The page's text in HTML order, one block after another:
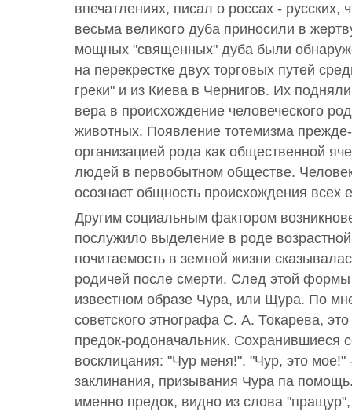
впечатлениях, писал о россах - русских,
весьма великого дуба приносили в
мощных "священных" дуба были
на перекрестке двух торговых путей
греки" и из Киева в Чернигов. Их
вера в происхождение человеческого
животных. Появление тотемизма прежде-
организацией рода как общественной
людей в первобытном обществе.
осознает общность происхождения всех
Другим социальным фактором
послужило выделение в роде
почитаемость в земной жизни
родичей после смерти. След этой формы
известном образе Чура, или Щура. По
советского этнографа С. А. Токарева,
предок-родоначальник. Сохранившиеся
восклицания: "Чур меня!", "Чур, это мое!"
заклинания, призывания Чура па
именно предок, видно из слова